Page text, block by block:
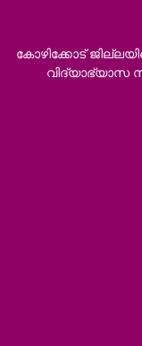
കോഴിക്കോട്
വിദ്യാഭ്യാസ